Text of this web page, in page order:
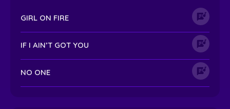
GIRL ON FIRE
IF I AIN’T GOT YOU
NO ONE